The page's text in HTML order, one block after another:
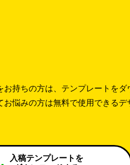
お持ちの方は、テンプレートを
お悩みの方は無料で使用できる
入稿テンプレートを